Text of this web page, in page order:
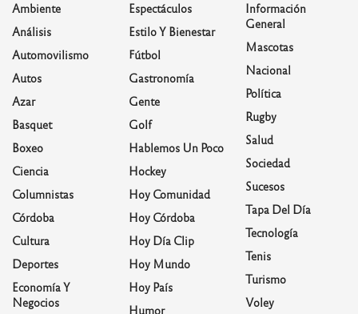
Ambiente
Análisis
Automovilismo
Autos
Azar
Basquet
Boxeo
Ciencia
Columnistas
Córdoba
Cultura
Deportes
Economía Y
Negocios
Espectáculos
Estilo Y Bienestar
Fútbol
Gastronomía
Gente
Golf
Hablemos Un Poco
Hockey
Hoy Comunidad
Hoy Córdoba
Hoy Día Clip
Hoy Mundo
Hoy País
Humor
Información
General
Mascotas
Nacional
Política
Rugby
Salud
Sociedad
Sucesos
Tapa Del Día
Tecnología
Tenis
Turismo
Voley